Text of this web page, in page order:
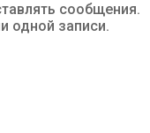
сообщения.
одной записи.